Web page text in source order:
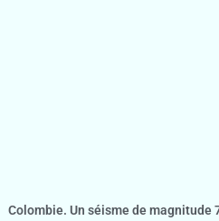
Colombie. Un séisme de magnitude